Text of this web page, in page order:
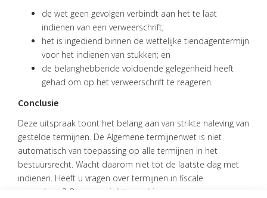
de wet geen gevolgen verbindt aan het te laat
indienen van een verweerschrift;
het is ingediend binnen de wettelijke tiendagentermijn
voor het indienen van stukken; en
de belanghebbende voldoende gelegenheid heeft
gehad om op het verweerschrift te reageren.
Conclusie
Deze uitspraak toont het belang aan van strikte naleving van
gestelde termijnen. De Algemene termijnenwet is niet
automatisch van toepassing op alle termijnen in het
bestuursrecht. Wacht daarom niet tot de laatste dag met
indienen. Heeft u vragen over termijnen in fiscale
procedures? Onze specialisten adviseren u graag.